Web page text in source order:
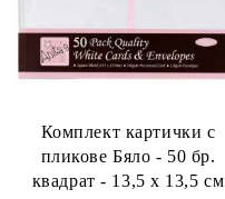
Комплект картички с
пликове Бяло - 50 бр.
квадрат - 13,5 х 13,5 см